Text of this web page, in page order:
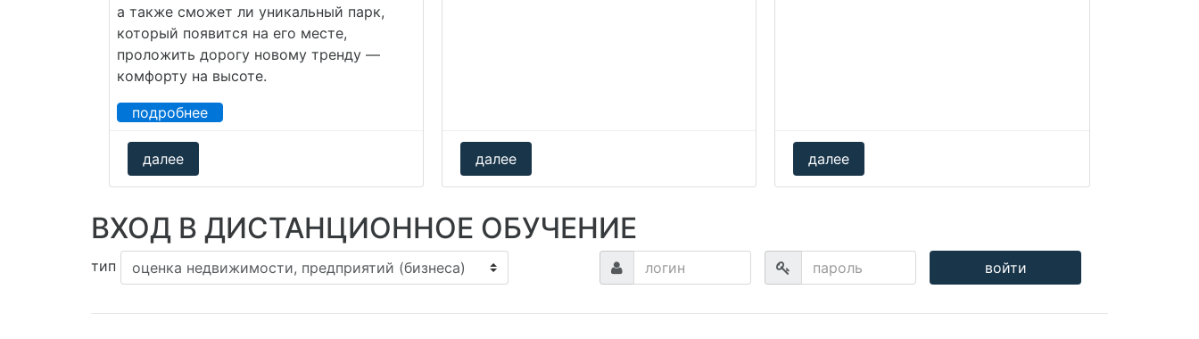
а также сможет ли уникальный парк,
который появится на его месте,
проложить дорогу новому тренду —
комфорту на высоте.
подробнее
далее далее далее
ВХОД В ДИСТАНЦИОННОЕ ОБУЧЕНИЕ
тип логин пароль войти